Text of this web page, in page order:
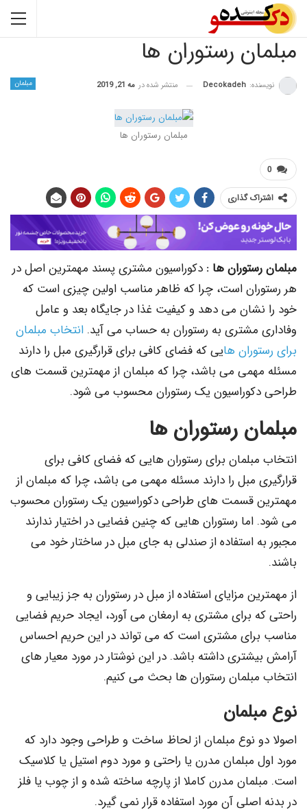
مبلمان رستوران ها
مبلمان نویسنده: Decokadeh منتشر شده در مه 21, 2019
مبلمان رستوران ها
0
اشتراک گذاری
مبلمان رستوران ها : دکوراسیون مشتری پسند مهمترین اصل در
هر رستوران است، چرا که ظاهر مناسب اولین چیزی است که
خود را نشان می دهد و کیفیت غذا در جایگاه بعد و عامل
وفاداری مشتری به رستوران به حساب می آید. انتخاب مبلمان
برای رستوران هایی که فضای کافی برای قرارگیری مبل را دارند
مسئله مهمی می باشد، چرا که مبلمان از مهمترین قسمت های
طراحی دکوراسیون یک رستوران محسوب می شود.
مبلمان رستوران ها
انتخاب مبلمان برای رستوران هایی که فضای کافی برای
قرارگیری مبل را دارند مسئله مهمی می باشد، چرا که مبلمان از
مهمترین قسمت های طراحی دکوراسیون یک رستوران محسوب
می شود. اما رستوران هایی که چنین فضایی در اختیار ندارند
مجبور به استفاده از صندلی به جای مبل در ساختار خود می
باشند.
از مهمترین مزایای استفاده از مبل در رستوران به جز زیبایی و
راحتی که برای مشتری به ارمغان می آورد، ایجاد حریم فضایی
مناسب برای مشتری است که می تواند در این حریم احساس
آرامش بیشتری داشته باشد. در این نوشتار در مورد معیار های
انتخاب مبلمان رستوران ها بحث می کنیم.
نوع مبلمان
اصولا دو نوع مبلمان از لحاظ ساخت و طراحی وجود دارد که
مورد اول مبلمان مدرن یا راحتی و مورد دوم استیل یا کلاسیک
است. مبلمان مدرن کاملا از پارچه ساخته شده و از چوب یا فلز
در بدنه اصلی آن مورد استفاده قرار نمی گیرد.